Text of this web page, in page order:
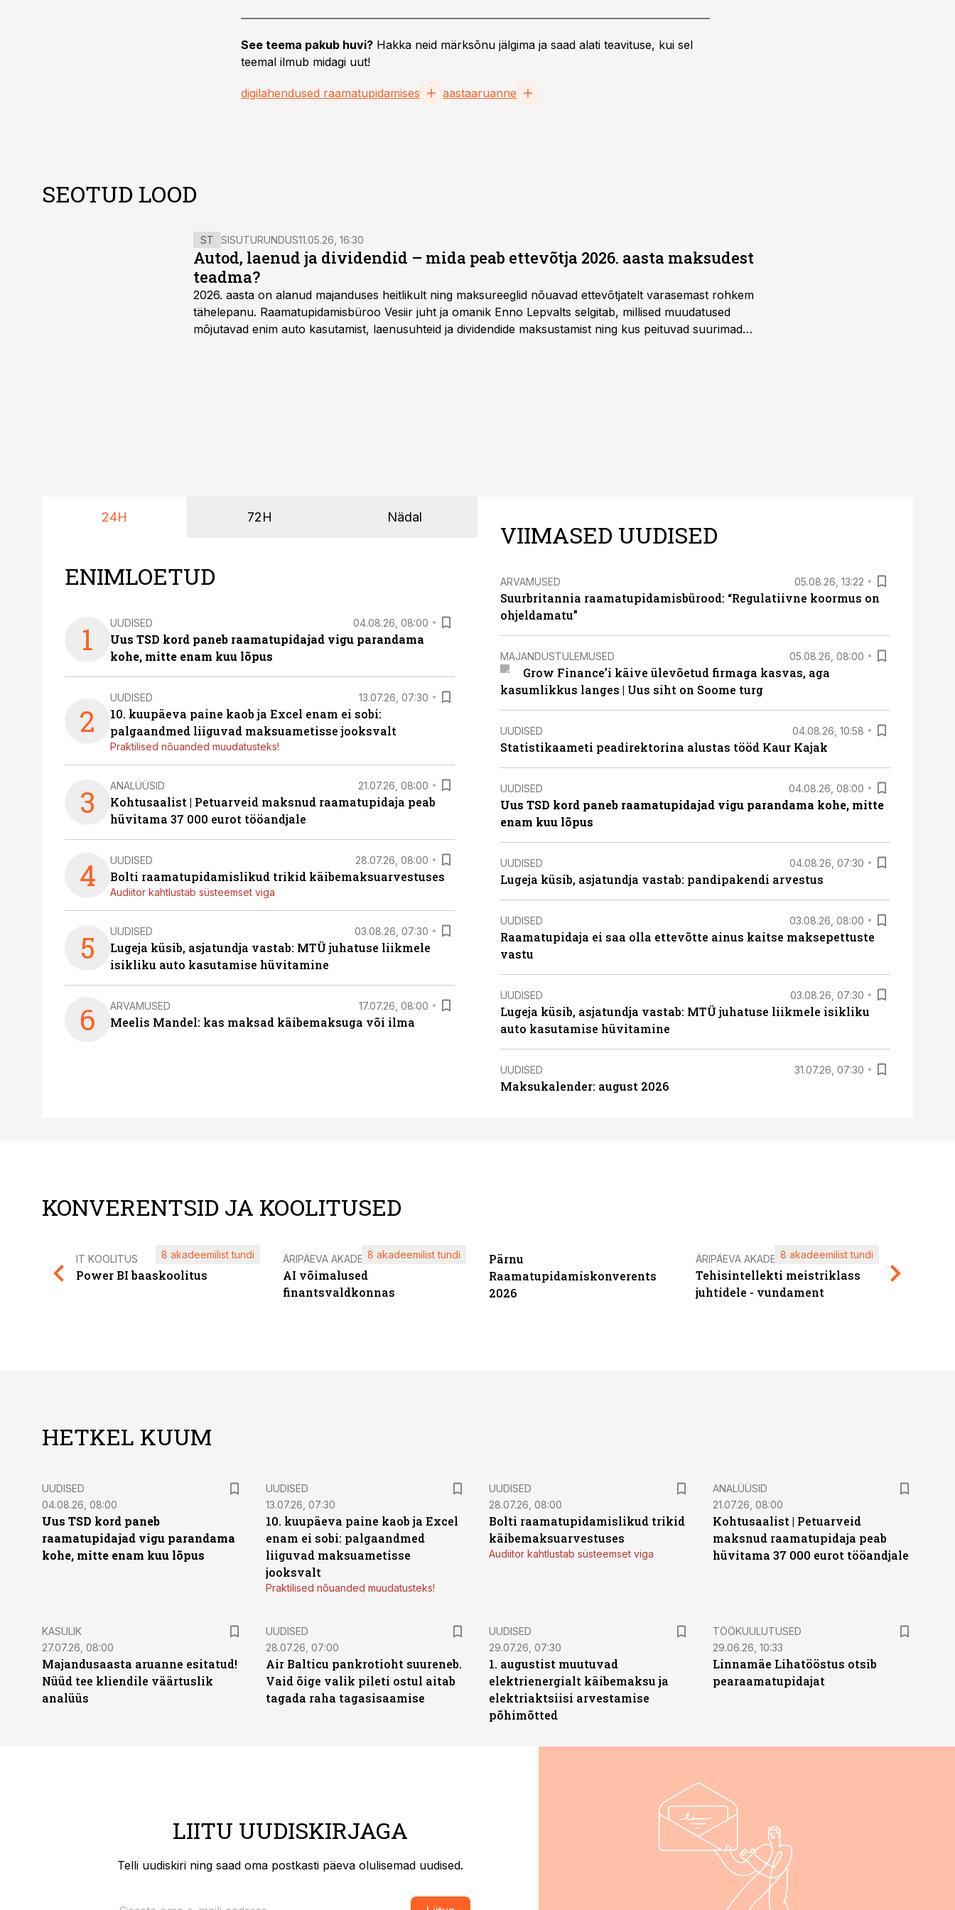
See teema pakub huvi? Hakka neid märksõnu jälgima ja saad alati teavituse, kui sel
teemal ilmub midagi uut!
digilahendused raamatupidamises aastaaruanne
SEOTUD LOOD
ST SISUTURUNDUS11.05.26, 16:30
Autod, laenud ja dividendid – mida peab ettevõtja 2026. aasta maksudest
teadma?
2026. aasta on alanud majanduses heitlikult ning maksureeglid nõuavad ettevõtjatelt varasemast rohkem
tähelepanu. Raamatupidamisbüroo Vesiir juht ja omanik Enno Lepvalts selgitab, millised muudatused
mõjutavad enim auto kasutamist, laenusuhteid ja dividendide maksustamist ning kus peituvad suurimad
24H 72H Nädal
ENIMLOETUD
1 UUDISED 04.08.26, 08:00
Uus TSD kord paneb raamatupidajad vigu parandama
kohe, mitte enam kuu lõpus
2
UUDISED 13.07.26, 07:30
10. kuupäeva paine kaob ja Excel enam ei sobi:
palgaandmed liiguvad maksuametisse jooksvalt
Praktilised nõuanded muudatusteks!
3 ANALÜÜSID 21.07.26, 08:00
Kohtusaalist | Petuarveid maksnud raamatupidaja peab
hüvitama 37 000 eurot tööandjale
4 UUDISED 28.07.26, 08:00
Bolti raamatupidamislikud trikid käibemaksuarvestuses
Audiitor kahtlustab süsteemset viga
5 UUDISED 03.08.26, 07:30
Lugeja küsib, asjatundja vastab: MTÜ juhatuse liikmele
isikliku auto kasutamise hüvitamine
6 ARVAMUSED 17.07.26, 08:00
Meelis Mandel: kas maksad käibemaksuga või ilma
VIIMASED UUDISED
ARVAMUSED 05.08.26, 13:22
Suurbritannia raamatupidamisbürood: “Regulatiivne koormus on
ohjeldamatu”
MAJANDUSTULEMUSED 05.08.26, 08:00
Grow Finance’i käive ülevõetud firmaga kasvas, aga
kasumlikkus langes | Uus siht on Soome turg
UUDISED 04.08.26, 10:58
Statistikaameti peadirektorina alustas tööd Kaur Kajak
UUDISED 04.08.26, 08:00
Uus TSD kord paneb raamatupidajad vigu parandama kohe, mitte
enam kuu lõpus
UUDISED 04.08.26, 07:30
Lugeja küsib, asjatundja vastab: pandipakendi arvestus
UUDISED 03.08.26, 08:00
Raamatupidaja ei saa olla ettevõtte ainus kaitse maksepettuste
vastu
UUDISED 03.08.26, 07:30
Lugeja küsib, asjatundja vastab: MTÜ juhatuse liikmele isikliku
auto kasutamise hüvitamine
UUDISED 31.07.26, 07:30
Maksukalender: august 2026
KONVERENTSID JA KOOLITUSED
IT KOOLITUS
Power BI baaskoolitus
8 akadeemilist tundi ÄRIPÄEVA AKADEEMIA
AI võimalused
finantsvaldkonnas
8 akadeemilist tundi
Pärnu
Raamatupidamiskonverents
2026
ÄRIPÄEVA AKADEEMIA
Tehisintellekti meistriklass
juhtidele - vundament
8 akadeemilist tundi
HETKEL KUUM
UUDISED
04.08.26, 08:00
Uus TSD kord paneb
raamatupidajad vigu parandama
kohe, mitte enam kuu lõpus
UUDISED
13.07.26, 07:30
10. kuupäeva paine kaob ja Excel
enam ei sobi: palgaandmed
liiguvad maksuametisse
jooksvalt
Praktilised nõuanded muudatusteks!
UUDISED
28.07.26, 08:00
Bolti raamatupidamislikud trikid
käibemaksuarvestuses
Audiitor kahtlustab süsteemset viga
ANALÜÜSID
21.07.26, 08:00
Kohtusaalist | Petuarveid
maksnud raamatupidaja peab
hüvitama 37 000 eurot tööandjale
KASULIK
27.07.26, 08:00
Majandusaasta aruanne esitatud!
Nüüd tee kliendile väärtuslik
analüüs
UUDISED
28.07.26, 07:00
Air Balticu pankrotioht suureneb.
Vaid õige valik pileti ostul aitab
tagada raha tagasisaamise
UUDISED
29.07.26, 07:30
1. augustist muutuvad
elektrienergialt käibemaksu ja
elektriaktsiisi arvestamise
põhimõtted
ST
TÖÖKUULUTUSED
29.06.26, 10:33
Linnamäe Lihatööstus otsib
pearaamatupidajat
LIITU UUDISKIRJAGA
Telli uudiskiri ning saad oma postkasti päeva olulisemad uudised.